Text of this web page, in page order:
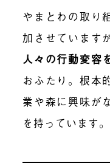
やまとわの取り
加させていますが
人々の行動変容
おふたり。根本
業や森に興味が
を持っています。